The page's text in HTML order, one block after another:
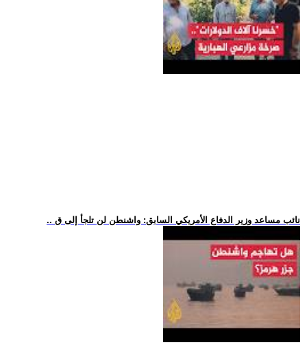
.. نائب مساعد وزير الدفاع الأمريكي السابق: واشنطن لن تلجأ إلى ق